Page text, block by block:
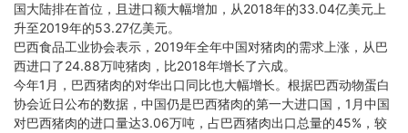
国大陆排在首位，且进口额大幅增加，从2018年的33.04亿美元上
升至2019年的53.27亿美元。
巴西食品工业协会表示，2019年全年中国对猪肉的需求上涨，从巴
西进口了24.88万吨猪肉，比2018年增长了六成。
今年1月，巴西猪肉的对华出口同比也大幅增长。根据巴西动物蛋白
协会近日公布的数据，中国仍是巴西猪肉的第一大进口国，1月中国
对巴西猪肉的进口量达3.06万吨，占巴西猪肉出口总量的45%，较